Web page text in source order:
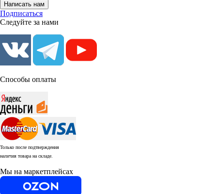
Написать нам
Подписаться
Следуйте за нами
Способы оплаты
Только после подтверждения
наличия товара на складе.
Мы на маркетплейсах